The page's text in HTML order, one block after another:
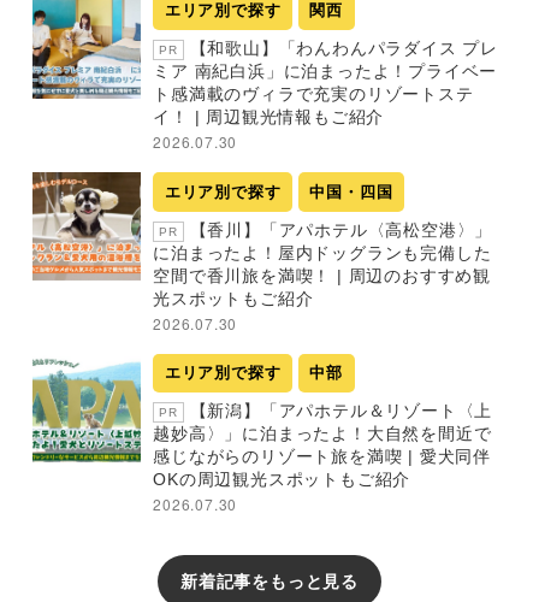
エリア別で探す 関西
PR
【和歌山】「わんわんパラダイス プレ
ミア 南紀白浜」に泊まったよ！プライベー
ト感満載のヴィラで充実のリゾートステ
イ！ | 周辺観光情報もご紹介
2026.07.30
エリア別で探す 中国・四国
PR
【香川】「アパホテル〈高松空港〉」
に泊まったよ！屋内ドッグランも完備した
空間で香川旅を満喫！ | 周辺のおすすめ観
光スポットもご紹介
2026.07.30
エリア別で探す 中部
PR
【新潟】「アパホテル＆リゾート〈上
越妙高〉」に泊まったよ！大自然を間近で
感じながらのリゾート旅を満喫 | 愛犬同伴
OKの周辺観光スポットもご紹介
2026.07.30
新着記事をもっと見る